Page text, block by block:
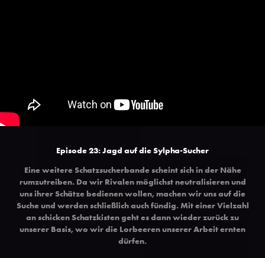
Episode 23: Jagd auf die Sylpha-Sucher
Eine weitere Schatzsucherbande scheint sich in der Nähe
rumzutreiben. Da wir Rivalen möglichst neutralisieren und
uns ihrer Schätze bedienen wollen, machen wir uns auf die
Suche und werden schließlich auch fündig. Mit einer Vielzahl
an schicken Schatzkisten geht es dann wieder zurück zu
unserer Basis, wo wir die Lorbeeren unserer Arbeit ernten
dürfen.